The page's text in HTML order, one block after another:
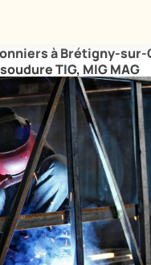
à Brétigny-sur-
TIG, MIG MAG